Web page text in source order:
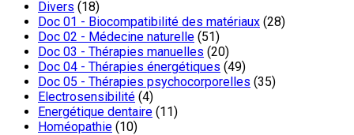
Divers (18)
Doc 01 - Biocompatibilité des matériaux (28)
Doc 02 - Médecine naturelle (51)
Doc 03 - Thérapies manuelles (20)
Doc 04 - Thérapies énergétiques (49)
Doc 05 - Thérapies psychocorporelles (35)
Electrosensibilité (4)
Energétique dentaire (11)
Homéopathie (10)